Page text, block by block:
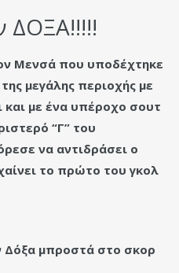
ΔΟΞΑ!!!!!
Μενσά που υποδέχτηκε
μεγάλης περιοχής με
και με ένα υπέροχο σουτ
“Γ” του
να αντιδράσει ο
το πρώτο του γκολ
μπροστά στο σκορ